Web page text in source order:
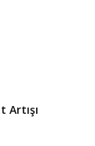
Artışı